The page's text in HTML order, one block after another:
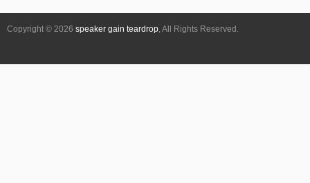
シ
ン
Copyright © 2026 speaker gain teardrop, All Rights Reserved.